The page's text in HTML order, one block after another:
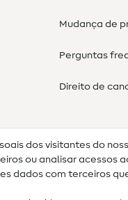
Mudança de
Perguntas
Direito de
dos visitantes do
ou analisar acessos
dados com terceiros